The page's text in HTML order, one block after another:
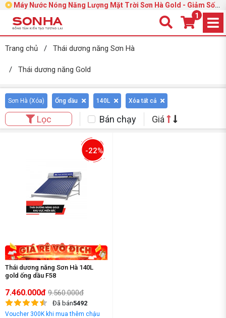
Máy Nước Nóng Năng Lượng Mặt Trời Sơn Hà Gold - Giảm Sốc
1
Trang chủ / Thái dương năng Sơn Hà
/ Thái dương năng Gold
Sơn Hà (Xóa) Ống dầu 140L Xóa tất cả
Lọc Bán chạy Giá
-22%
Thái dương năng Sơn Hà 140L
gold ống dầu F58
7.460.000đ 9.560.000đ
Đã bán5492
Voucher 300K khi mua thêm chậu